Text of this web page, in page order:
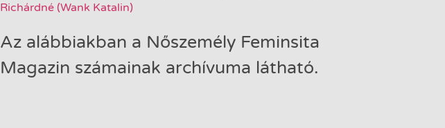
Richárdné (Wank Katalin)
Az alábbiakban a Nőszemély Feminsita
Magazin számainak archívuma látható.